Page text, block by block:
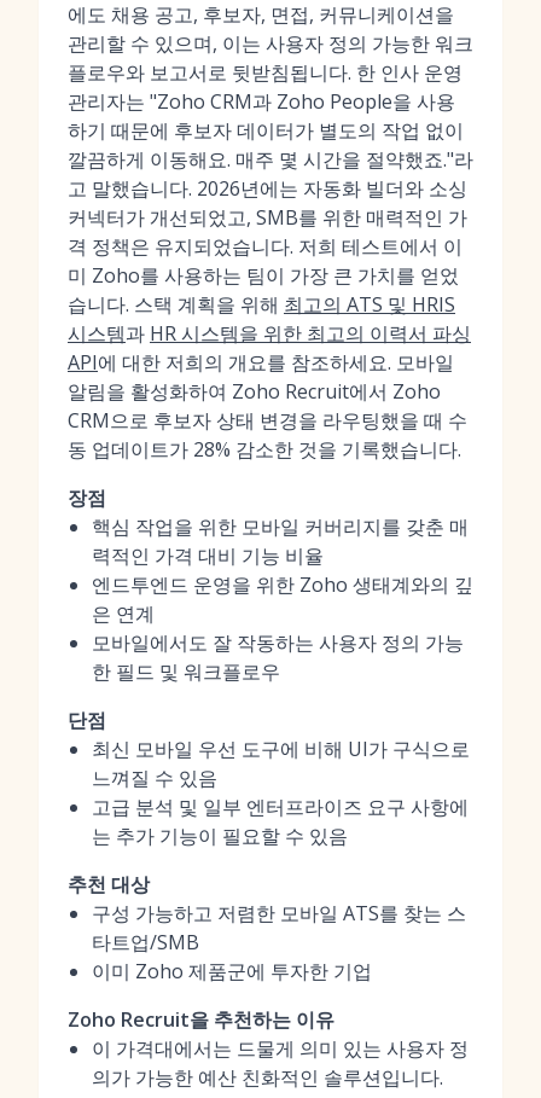
에도 채용 공고, 후보자, 면접, 커뮤니케이션을
관리할 수 있으며, 이는 사용자 정의 가능한 워크
플로우와 보고서로 뒷받침됩니다. 한 인사 운영
관리자는 "Zoho CRM과 Zoho People을 사용
하기 때문에 후보자 데이터가 별도의 작업 없이
깔끔하게 이동해요. 매주 몇 시간을 절약했죠."라
고 말했습니다. 2026년에는 자동화 빌더와 소싱
커넥터가 개선되었고, SMB를 위한 매력적인 가
격 정책은 유지되었습니다. 저희 테스트에서 이
미 Zoho를 사용하는 팀이 가장 큰 가치를 얻었
습니다. 스택 계획을 위해 최고의 ATS 및 HRIS
시스템과 HR 시스템을 위한 최고의 이력서 파싱
API에 대한 저희의 개요를 참조하세요. 모바일
알림을 활성화하여 Zoho Recruit에서 Zoho
CRM으로 후보자 상태 변경을 라우팅했을 때 수
동 업데이트가 28% 감소한 것을 기록했습니다.
장점
핵심 작업을 위한 모바일 커버리지를 갖춘 매
력적인 가격 대비 기능 비율
엔드투엔드 운영을 위한 Zoho 생태계와의 깊
은 연계
모바일에서도 잘 작동하는 사용자 정의 가능
한 필드 및 워크플로우
단점
최신 모바일 우선 도구에 비해 UI가 구식으로
느껴질 수 있음
고급 분석 및 일부 엔터프라이즈 요구 사항에
는 추가 기능이 필요할 수 있음
추천 대상
구성 가능하고 저렴한 모바일 ATS를 찾는 스
타트업/SMB
이미 Zoho 제품군에 투자한 기업
Zoho Recruit을 추천하는 이유
이 가격대에서는 드물게 의미 있는 사용자 정
의가 가능한 예산 친화적인 솔루션입니다.